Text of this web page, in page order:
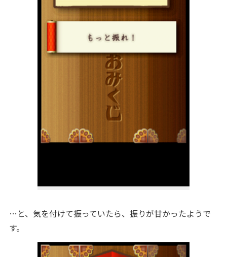
…と、気を付けて振っていたら、振りが甘かったようで
す。